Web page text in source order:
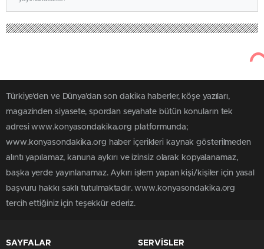
Türkiye'den ve Dünya’dan son dakika haberler, köşe yazıları,
magazinden siyasete, spordan seyahate bütün konuların tek
adresi www.konyasondakika.org platformunda;
www.konyasondakika.org haber içerikleri kaynak gösterilmeden
alıntı yapılamaz, kanuna aykırı ve izinsiz olarak kopyalanamaz,
başka yerde yayınlanamaz. Aykırı işlem yapan kişi/kişiler için yasal
başvuru hakkı saklı tutulmaktadır. www.konyasondakika.org
tercih ettiğiniz için teşekkür ederiz.
SAYFALAR SERVİSLER